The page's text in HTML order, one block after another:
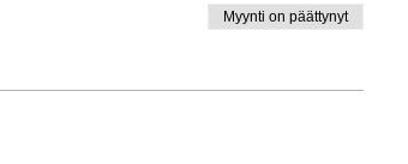
Myynti on päättynyt